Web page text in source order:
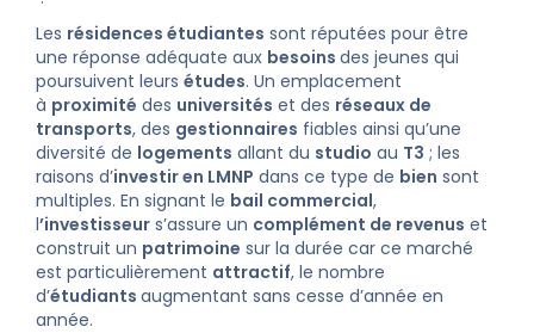
Les résidences étudiantes sont réputées pour être
une réponse adéquate aux besoins des jeunes qui
poursuivent leurs études. Un emplacement
à proximité des universités et des réseaux de
transports, des gestionnaires fiables ainsi qu’une
diversité de logements allant du studio au T3 ; les
raisons d’investir en LMNP dans ce type de bien sont
multiples. En signant le bail commercial,
l’investisseur s’assure un complément de revenus et
construit un patrimoine sur la durée car ce marché
est particulièrement attractif, le nombre
d’étudiants augmentant sans cesse d’année en
année.